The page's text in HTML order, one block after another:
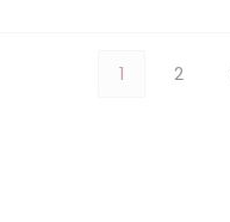
1 2